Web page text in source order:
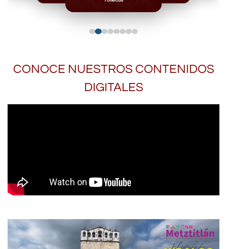
CONOCE NUESTROS CONTENIDOS
DIGITALES